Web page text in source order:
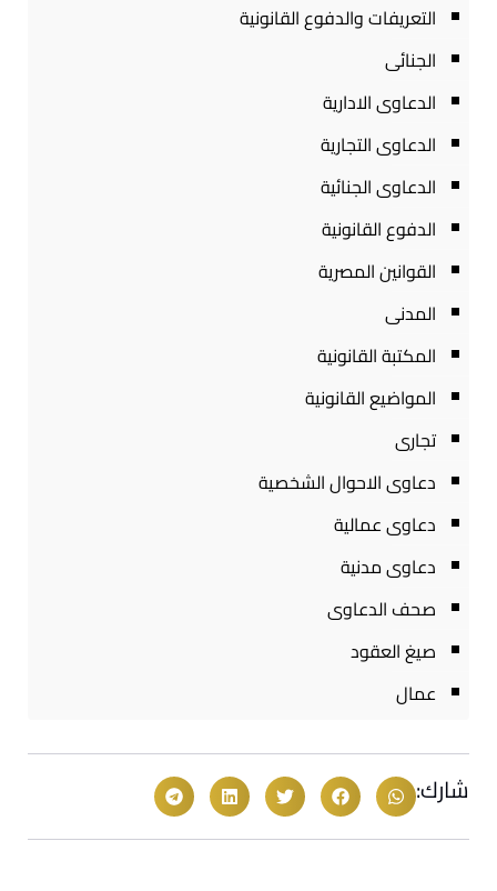
التعريفات والدفوع القانونية
الجنائى
الدعاوى الادارية
الدعاوى التجارية
الدعاوى الجنائية
الدفوع القانونية
القوانين المصرية
المدنى
المكتبة القانونية
المواضيع القانونية
تجارى
دعاوى الاحوال الشخصية
دعاوى عمالية
دعاوى مدنية
صحف الدعاوى
صيغ العقود
عمال
شارك: